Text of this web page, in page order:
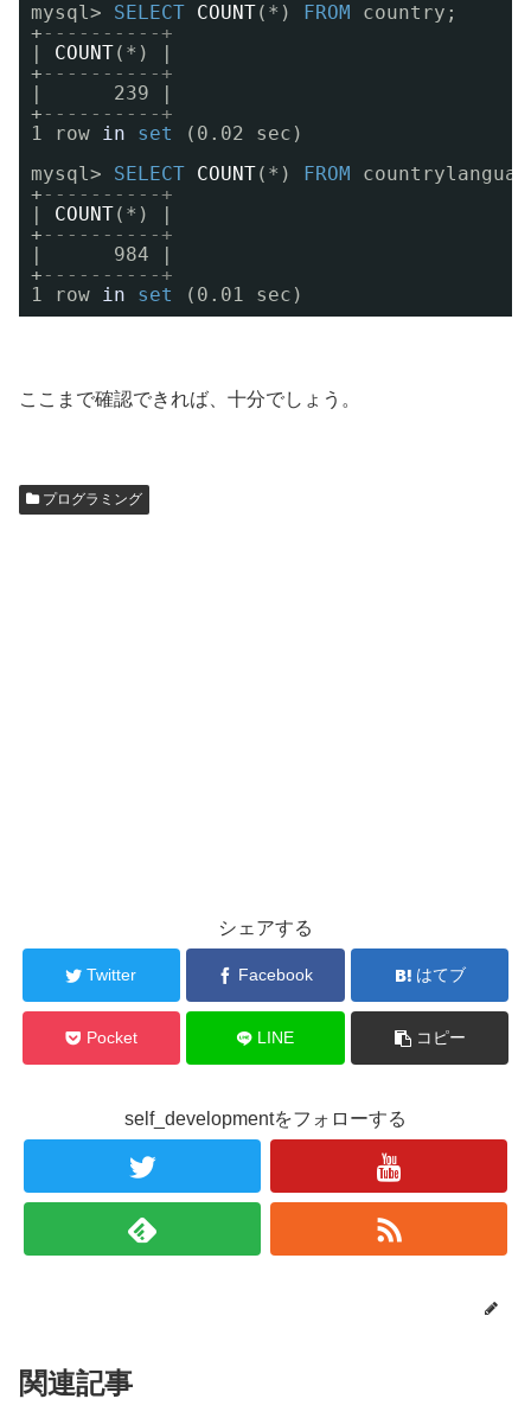
mysql> SELECT COUNT(*) FROM
country;
+----------+
COUNT(*) |
+----------+
|      239 |
+----------+
1 row in set
(0.02 sec)
mysql> SELECT COUNT(*) FROM
+----------+
COUNT(*) |
+----------+
|      984 |
+----------+
1 row in set (0.01 sec)
ここまで確認できれば、十分でしょう。
プログラミング
シェアする
Twitter Facebook はてブ
Pocket LINE コピー
self_developmentをフォローする
関連記事